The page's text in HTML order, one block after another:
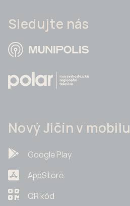
Sledujte nás
Nový Jičín v mobilu
Google Play
AppStore
QR kód